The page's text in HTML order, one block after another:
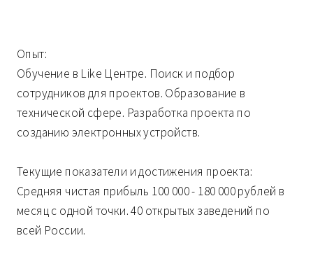
Опыт:
Обучение в Like Центре. Поиск и подбор
сотрудников для проектов. Образование в
технической сфере. Разработка проекта по
созданию электронных устройств.
Текущие показатели и достижения проекта:
Средняя чистая прибыль 100 000 - 180 000 рублей в
месяц с одной точки. 40 открытых заведений по
всей России.